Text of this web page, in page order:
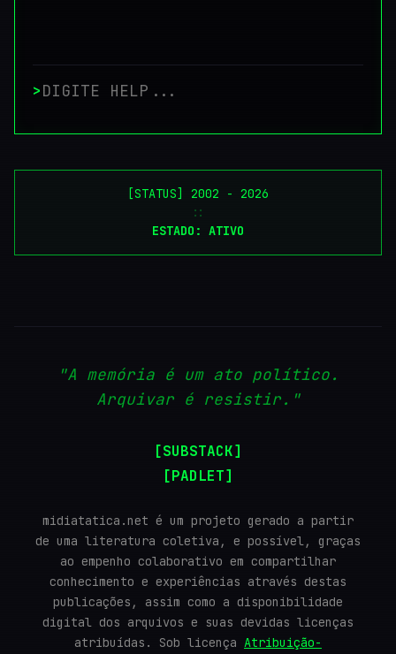
>
[STATUS] 2002 - 2026
::
ESTADO: ATIVO
"A memória é um ato político.
Arquivar é resistir."
[SUBSTACK]
[PADLET]
midiatatica.net é um projeto gerado a partir
de uma literatura coletiva, e possível, graças
ao empenho colaborativo em compartilhar
conhecimento e experiências através destas
publicações, assim como a disponibilidade
digital dos arquivos e suas devidas licenças
atribuídas. Sob licença Atribuição-